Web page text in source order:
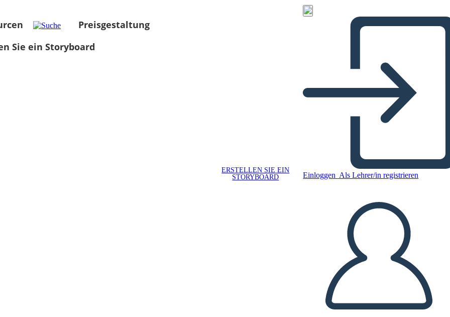
Preisgestaltung
Sie ein Storyboard
ERSTELLEN SIE EIN
STORYBOARD
Einloggen Als Lehrer/in registrieren